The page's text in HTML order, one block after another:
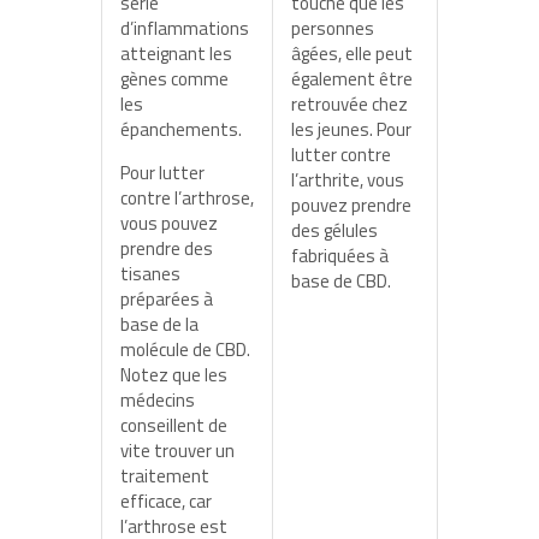
d’inflammations
atteignant les
gènes comme
les
épanchements.
Pour lutter
contre l’arthrose,
vous pouvez
prendre des
tisanes
préparées à
base de la
molécule de CBD.
Notez que les
médecins
conseillent de
vite trouver un
traitement
efficace, car
l’arthrose est
personnes
âgées, elle peut
également être
retrouvée chez
les jeunes. Pour
lutter contre
l’arthrite, vous
pouvez prendre
des gélules
fabriquées à
base de CBD.